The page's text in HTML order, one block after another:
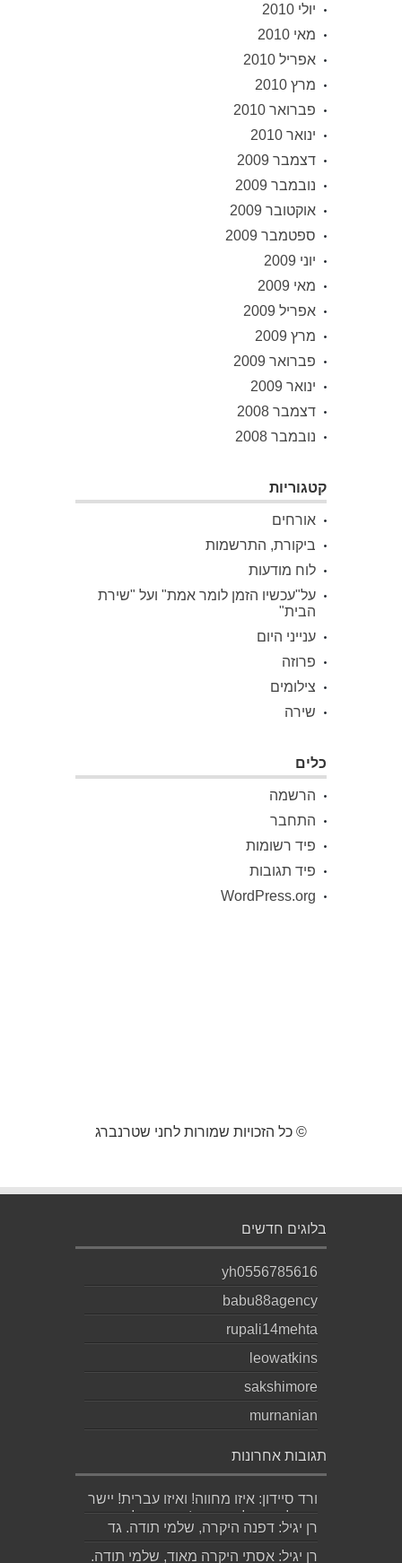
יולי 2010
מאי 2010
אפריל 2010
מרץ 2010
פברואר 2010
ינואר 2010
דצמבר 2009
נובמבר 2009
אוקטובר 2009
ספטמבר 2009
יוני 2009
מאי 2009
אפריל 2009
מרץ 2009
פברואר 2009
ינואר 2009
דצמבר 2008
נובמבר 2008
קטגוריות
אורחים
ביקורת, התרשמות
לוח מודעות
על"עכשיו הזמן לומר אמת" ועל "שירת
הבית"
ענייני היום
פרוזה
צילומים
שירה
כלים
הרשמה
התחבר
פיד רשומות
פיד תגובות
WordPress.org
© כל הזכויות שמורות לחני שטרנברג
בלוגים חדשים
yh0556785616
babu88agency
rupali14mehta
leowatkins
sakshimore
murnanian
תגובות אחרונות
ורד סיידון: איזו מחווה! ואיזו עברית! יישר
כוח לכותב ולאהובתו :) שבת שלום...
רן יגיל: דפנה היקרה, שלמי תודה. גד
הוא אכן משורר איכותי ביותר. אמסור...
רן יגיל: אסתי היקרה מאוד, שלמי תודה.